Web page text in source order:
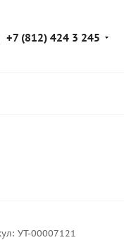
+7 (812) 424 3 245
УТ-00007121